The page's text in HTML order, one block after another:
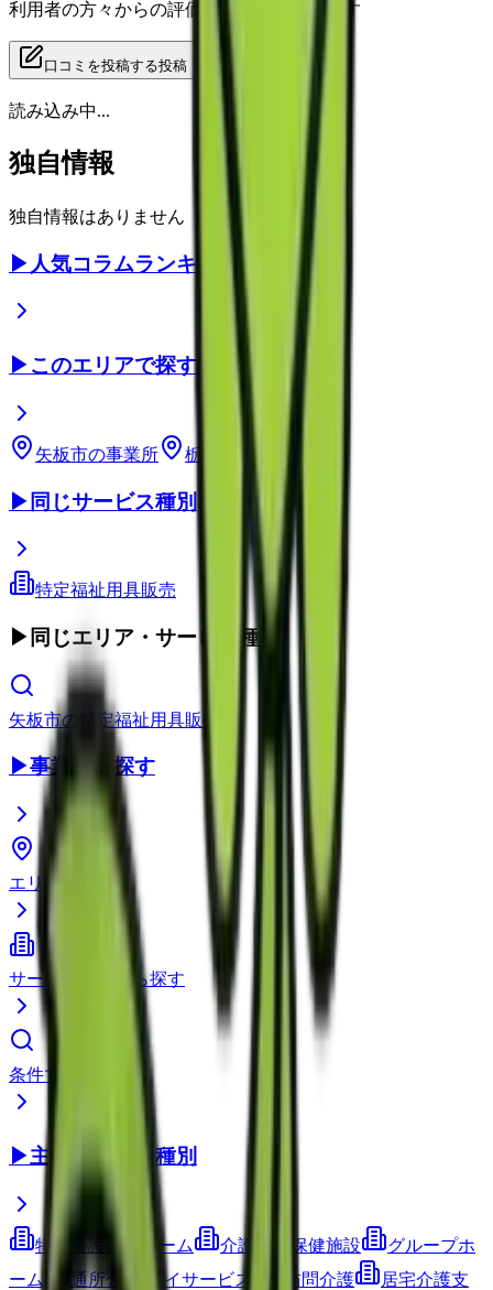
利用者の方々からの評価をご覧いただけます
口コミを投稿する投稿
読み込み中...
独自情報
独自情報はありません
▶ 人気コラムランキング
▶このエリアで探す
矢板市の事業所 栃木県 の事業所
▶ 同じサービス種別
特定福祉用具販売
▶ 同じエリア・サービス種別
矢板市の 特定福祉用具販売
▶事業所を探す
エリアから探す
サービス種別から探す
条件で検索
▶主要サービス種別
特別養護老人ホーム 介護老人保健施設
グループホ
ーム
通所介護(デイサービス) 訪問介護
居宅介護支